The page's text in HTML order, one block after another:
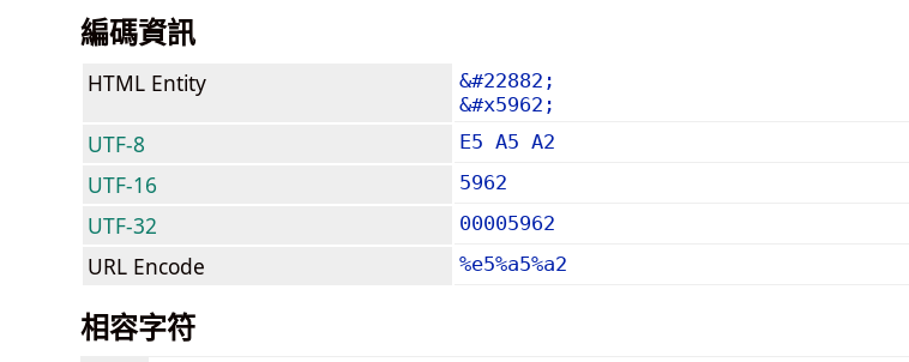
編碼資訊
HTML Entity
&#22882;
&#x5962;
UTF-8 E5 A5 A2
UTF-16 5962
UTF-32 00005962
URL Encode %e5%a5%a2
相容字符